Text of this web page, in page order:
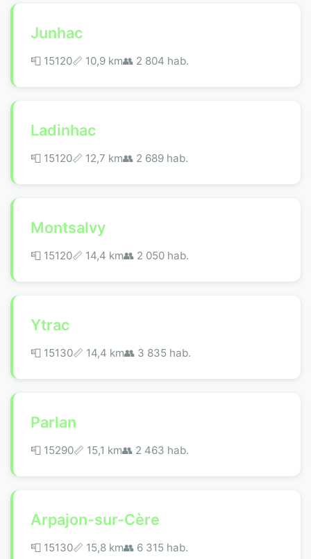
Junhac
📮 15120📏 10,9 km👥 2 804 hab.
Ladinhac
📮 15120📏 12,7 km👥 2 689 hab.
Montsalvy
📮 15120📏 14,4 km👥 2 050 hab.
Ytrac
📮 15130📏 14,4 km👥 3 835 hab.
Parlan
📮 15290📏 15,1 km👥 2 463 hab.
Arpajon-sur-Cère
📮 15130📏 15,8 km👥 6 315 hab.